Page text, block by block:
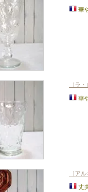
華
［ラ
華
［ア
丈